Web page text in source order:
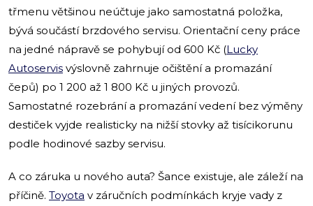
třmenu většinou neúčtuje jako samostatná položka,
bývá součástí brzdového servisu. Orientační ceny práce
na jedné nápravě se pohybují od 600 Kč (Lucky
Autoservis výslovně zahrnuje očištění a promazání
čepů) po 1 200 až 1 800 Kč u jiných provozů.
Samostatné rozebrání a promazání vedení bez výměny
destiček vyjde realisticky na nižší stovky až tisícikorunu
podle hodinové sazby servisu.
A co záruka u nového auta? Šance existuje, ale záleží na
příčině. Toyota v záručních podmínkách kryje vady z